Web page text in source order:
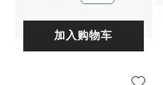
加入购物车